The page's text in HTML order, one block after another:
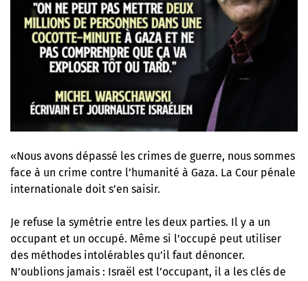
«Nous avons dépassé les crimes de guerre, nous sommes
face à un crime contre l’humanité à Gaza. La Cour pénale
internationale doit s’en saisir.
Je refuse la symétrie entre les deux parties. Il y a un
occupant et un occupé. Même si l’occupé peut utiliser
des méthodes intolérables qu’il faut dénoncer.
N’oublions jamais : Israël est l’occupant, il a les clés de